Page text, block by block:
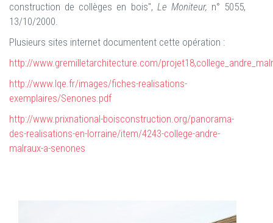
construction de collèges en bois", Le Moniteur, n° 5055,
13/10/2000.
Plusieurs sites internet documentent cette opération :
http://www.gremilletarchitecture.com/
http://www.lqe.fr/images/fiches-realisations-
exemplaires/Senones.pdf
http://www.prixnational-boisconstruction.org/panorama-
des-realisations-en-lorraine/item/4243-college-andre-
malraux-a-senones